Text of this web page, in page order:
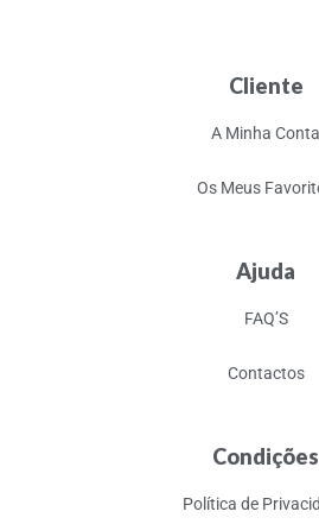
Cliente
A Minha Conta
Os Meus
Ajuda
FAQ’S
Contactos
Condições
Política de